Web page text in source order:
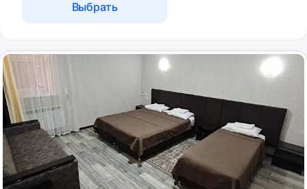
Выбрать